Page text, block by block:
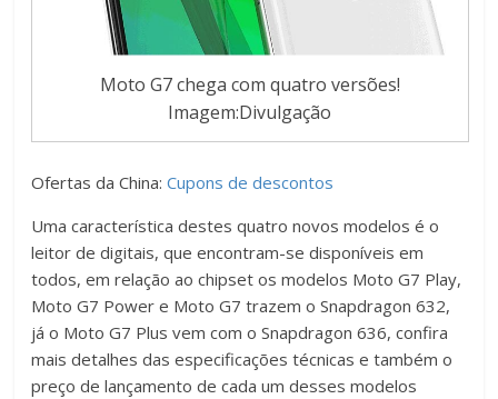
Moto G7 chega com quatro versões!
Imagem:Divulgação
Ofertas da China:Cupons de descontos
Uma característica destes quatro novos modelos é o
leitor de digitais, que encontram-se disponíveis em
todos, em relação ao chipset os modelos Moto G7 Play,
Moto G7 Power e Moto G7 trazem o Snapdragon 632,
já o Moto G7 Plus vem com o Snapdragon 636, confira
mais detalhes das especificações técnicas e também o
preço de lançamento de cada um desses modelos